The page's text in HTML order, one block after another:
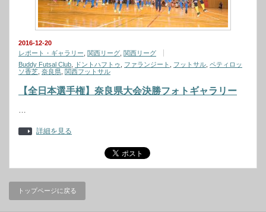
2016-12-20
レポート・ギャラリー 関西リーグ 関西リーグ
Buddy Futsal Club
ドントハフトゥ ファランジート フットサル ペティロッ
ソ香芝 奈良県 関西フットサル
【全日本選手権】奈良県大会決勝フォトギャラリー
…
詳細を見る
トップページに戻る